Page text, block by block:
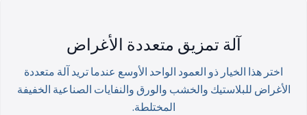
آلة تمزيق متعددة الأغراض
اختر هذا الخيار ذو العمود الواحد الأوسع عندما تريد آلة متعددة
الأغراض للبلاستيك والخشب والورق والنفايات الصناعية الخفيفة
المختلطة.